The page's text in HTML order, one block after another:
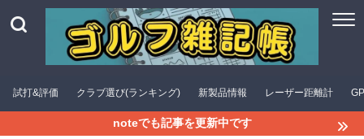
試打&評価 クラブ選び(ランキング) 新製品情報 レーザー距離計
noteでも記事を更新中です